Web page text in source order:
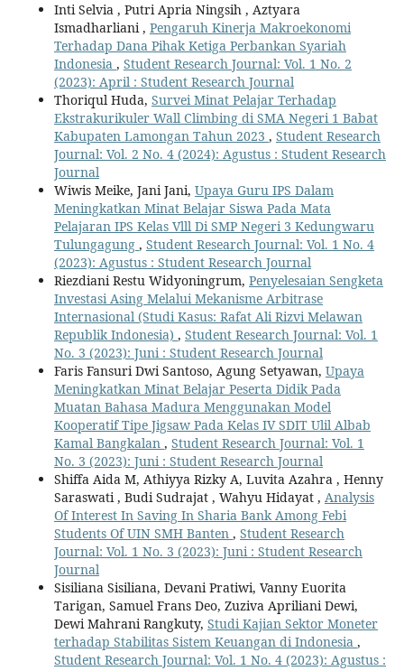
Inti Selvia , Putri Apria Ningsih , Aztyara
Ismadharliani , Pengaruh Kinerja Makroekonomi
Terhadap Dana Pihak Ketiga Perbankan Syariah
Indonesia , Student Research Journal: Vol. 1 No. 2
(2023): April : Student Research Journal
Thoriqul Huda, Survei Minat Pelajar Terhadap
Ekstrakurikuler Wall Climbing di SMA Negeri 1 Babat
Kabupaten Lamongan Tahun 2023 , Student Research
Journal: Vol. 2 No. 4 (2024): Agustus : Student Research
Journal
Wiwis Meike, Jani Jani, Upaya Guru IPS Dalam
Meningkatkan Minat Belajar Siswa Pada Mata
Pelajaran IPS Kelas Vlll Di SMP Negeri 3 Kedungwaru
Tulungagung , Student Research Journal: Vol. 1 No. 4
(2023): Agustus : Student Research Journal
Riezdiani Restu Widyoningrum, Penyelesaian Sengketa
Investasi Asing Melalui Mekanisme Arbitrase
Internasional (Studi Kasus: Rafat Ali Rizvi Melawan
Republik Indonesia) , Student Research Journal: Vol. 1
No. 3 (2023): Juni : Student Research Journal
Faris Fansuri Dwi Santoso, Agung Setyawan, Upaya
Meningkatkan Minat Belajar Peserta Didik Pada
Muatan Bahasa Madura Menggunakan Model
Kooperatif Tipe Jigsaw Pada Kelas IV SDIT Ulil Albab
Kamal Bangkalan , Student Research Journal: Vol. 1
No. 3 (2023): Juni : Student Research Journal
Shiffa Aida M, Athiyya Rizky A, Luvita Azahra , Henny
Saraswati , Budi Sudrajat , Wahyu Hidayat , Analysis
Of Interest In Saving In Sharia Bank Among Febi
Students Of UIN SMH Banten , Student Research
Journal: Vol. 1 No. 3 (2023): Juni : Student Research
Journal
Sisiliana Sisiliana, Devani Pratiwi, Vanny Euorita
Tarigan, Samuel Frans Deo, Zuziva Apriliani Dewi,
Dewi Mahrani Rangkuty, Studi Kajian Sektor Moneter
terhadap Stabilitas Sistem Keuangan di Indonesia ,
Student Research Journal: Vol. 1 No. 4 (2023): Agustus :